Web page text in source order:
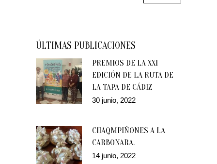
ÚLTIMAS PUBLICACIONES
PREMIOS DE LA XXI
EDICIÓN DE LA RUTA DE
LA TAPA DE CÁDIZ
30 junio, 2022
CHAQMPIÑONES A LA
CARBONARA.
14 junio, 2022